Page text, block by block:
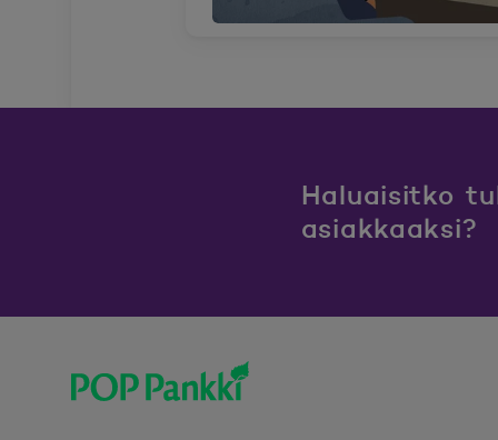
Haluaisitko
asiakkaaksi?